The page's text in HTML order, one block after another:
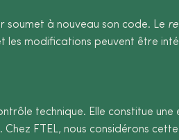
à nouveau son code. Le
les modifications peuvent être
technique. Elle constitue
FTEL, nous considérons